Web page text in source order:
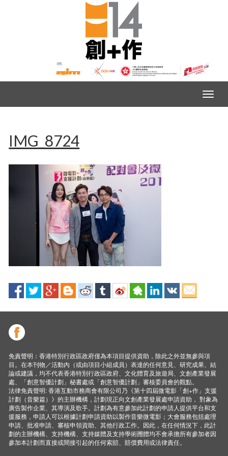
IMG_8724
免責聲明：香港特別行政區政府僅為本項目提供資助，除此之外並無參與項
目。在本刊物／活動內（或由項目小組成員）表達的任何意見、研究成果、結
論或建議，均不代表香港特別行政區政府、文化體育及旅遊局、文創產業發展
處、「創意智優計劃」秘書處或「創意智優計劃」審核委員會的觀點。
法律免責聲明: 香港互動市務商會有限公司乃《第十四屆微電影「創+作」支援
計劃（音樂篇）》的主辦機構，計劃現正向文創產業發展處申請資助， 對象為
廣告製作企業、其導演及歌手。計劃為有意參加此計劃的申請人提供平台和支
援服務，申請人可以根據計劃申請資助以製作音樂微電影；大會服務包括處理
申請、批准申請、審核申領資助、其他行政工作。因此，在任何情況下，此計
劃的主辦機構、支持機構、支持媒體及支持學術圑體均不會承擔所有參加者因
參加本計劃而直接或間接引起的任何索賠、賠償費用或法律責任。